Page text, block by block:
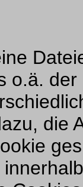
o.ä.
die